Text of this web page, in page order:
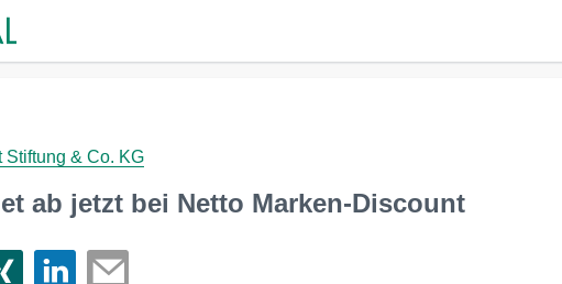
Stiftung & Co. KG
ab jetzt bei Netto Marken-Discount